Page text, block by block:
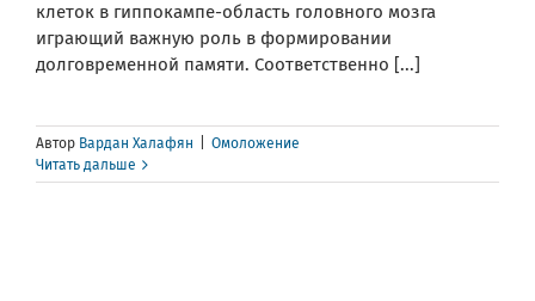
клеток в гиппокампе-область головного мозга
играющий важную роль в формировании
долговременной памяти. Соответственно [...]
Автор Вардан Халафян
Омоложение
Читать дальше